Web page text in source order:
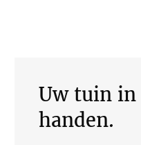
Uw tuin in
handen.